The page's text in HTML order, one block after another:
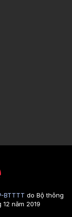
BTTTT do Bộ thông
năm 2019